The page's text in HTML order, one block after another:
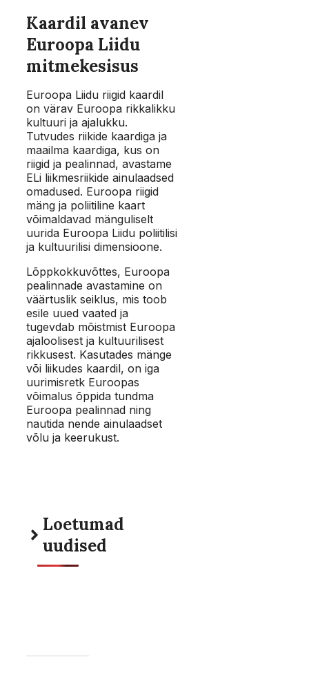
Kaardil avanev
Euroopa Liidu
mitmekesisus
Euroopa Liidu riigid kaardil
on värav Euroopa rikkalikku
kultuuri ja ajalukku.
Tutvudes riikide kaardiga ja
maailma kaardiga, kus on
riigid ja pealinnad, avastame
ELi liikmesriikide ainulaadsed
omadused. Euroopa riigid
mäng ja poliitiline kaart
võimaldavad mänguliselt
uurida Euroopa Liidu poliitilisi
ja kultuurilisi dimensioone.
Lõppkokkuvõttes, Euroopa
pealinnade avastamine on
väärtuslik seiklus, mis toob
esile uued vaated ja
tugevdab mõistmist Euroopa
ajaloolisest ja kultuurilisest
rikkusest. Kasutades mänge
või liikudes kaardil, on iga
uurimisretk Euroopas
võimalus õppida tundma
Euroopa pealinnad ning
nautida nende ainulaadset
võlu ja keerukust.
Loetumad
uudised